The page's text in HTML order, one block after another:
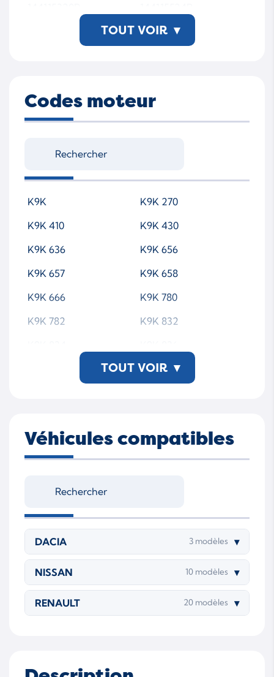
16289RH82728404
8660006057
889697H82728404
TOUT VOIR ▾
Codes moteur
K9K
K9K 270
K9K 410
K9K 430
K9K 636
K9K 656
K9K 657
K9K 658
K9K 666
K9K 780
K9K 782
K9K 832
K9K 846
TOUT VOIR ▾
Véhicules compatibles
DACIA 3 modèles ▾
NISSAN 10 modèles ▾
RENAULT 20 modèles ▾